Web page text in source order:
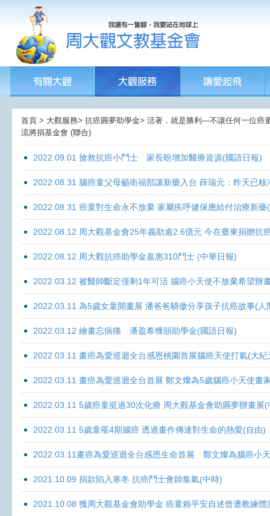
首頁 > 大觀服務> 抗癌圓夢助學金> 活著．就是勝利—不讓任何一位癌
流將捐基金會 (聯合)
2022.09.01 搶救抗癌小鬥士 家長盼增加醫療資源(國語日報)
2022.08.31 腦癌童父母籲衛福部讓新藥入台 薛瑞元：昨天已
2022.08.31 癌童對生命永不放棄 家屬疾呼健保應給付治療新藥
2022.08.12 周大觀基金會25年義助逾2.6億元 今在臺東捐贈抗
2022.08.12 周大觀抗癌助學金嘉惠310鬥士 (中華日報)
2022.03.12 被醫師斷定僅剩1年可活 腦癌小天使不放棄希望辦
2022.03.11 為5歲女童開畫展 潘爸爸驕傲分享孩子抗癌故事(人
2022.03.12 繪畫忘病痛 潘盈希獲頒助學金(國語日報)
2022.03.11 畫癌為愛巡迴全台感恩桃園首展腦癌天使打氣(大紀
2022.03.11 畫癌為愛巡迴全台首展 鄭文燦為5歲腦癌小天使畫
2022.03.11 5歲癌童挺過30次化療 周大觀基金會助圓夢辦畫展
2022.03.11 5歲童罹4期腦癌 透過畫作傳達對生命的熱愛(自由)
2022.03.11畫癌為愛巡迴全台感恩生命首展 鄭文燦為腦癌小
2021.10.09 捐款陷入寒冬 抗癌鬥士會師集氣(中時)
2021.10.08 獲周大觀基金會助學金 癌童賴平安自述曾遭教練體